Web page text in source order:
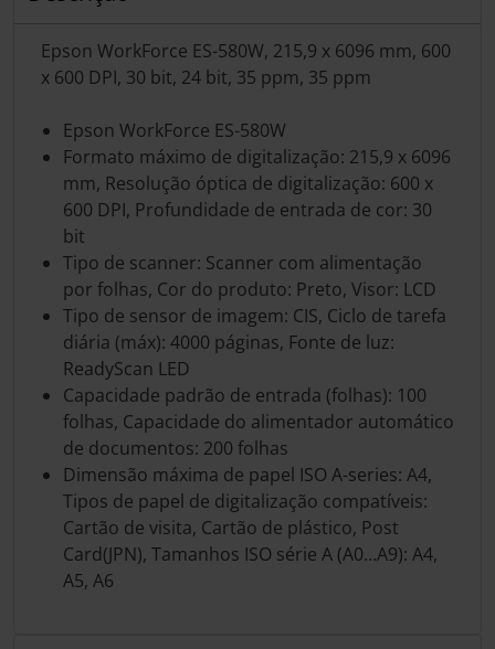
Epson WorkForce ES-580W, 215,9 x 6096 mm, 600
x 600 DPI, 30 bit, 24 bit, 35 ppm, 35 ppm
Epson WorkForce ES-580W
Formato máximo de digitalização: 215,9 x 6096
mm, Resolução óptica de digitalização: 600 x
600 DPI, Profundidade de entrada de cor: 30
bit
Tipo de scanner: Scanner com alimentação
por folhas, Cor do produto: Preto, Visor: LCD
Tipo de sensor de imagem: CIS, Ciclo de tarefa
diária (máx): 4000 páginas, Fonte de luz:
ReadyScan LED
Capacidade padrão de entrada (folhas): 100
folhas, Capacidade do alimentador automático
de documentos: 200 folhas
Dimensão máxima de papel ISO A-series: A4,
Tipos de papel de digitalização compatíveis:
Cartão de visita, Cartão de plástico, Post
Card(JPN), Tamanhos ISO série A (A0…A9): A4,
A5, A6